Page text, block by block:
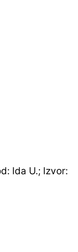
Ida U.; Izvor: